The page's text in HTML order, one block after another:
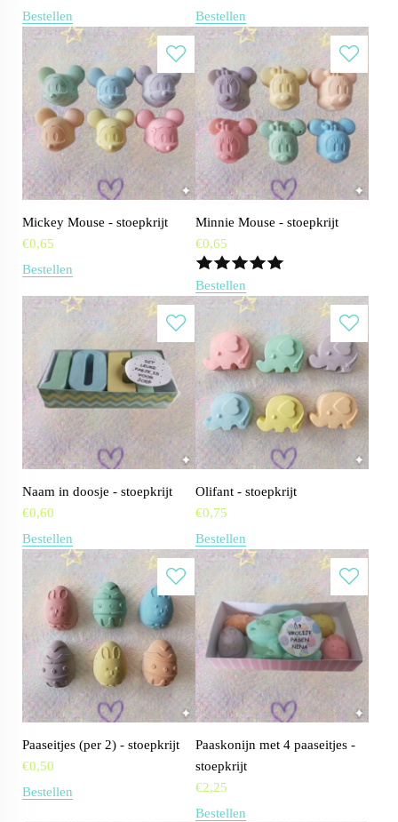
Bestellen Bestellen
Mickey Mouse - stoepkrijt
€0,65
Bestellen
Minnie Mouse - stoepkrijt
€0,65
Bestellen
Naam in doosje - stoepkrijt
€0,60
Bestellen
Olifant - stoepkrijt
€0,75
Bestellen
Paaseitjes (per 2) - stoepkrijt
€0,50
Bestellen
Paaskonijn met 4 paaseitjes -
stoepkrijt
€2,25
Bestellen